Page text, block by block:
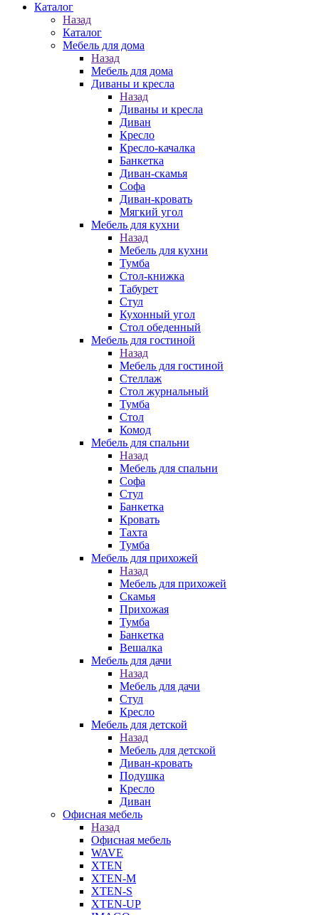
Каталог
Назад
Каталог
Мебель для дома
Назад
Мебель для дома
Диваны и кресла
Назад
Диваны и кресла
Диван
Кресло
Кресло-качалка
Банкетка
Диван-скамья
Софа
Диван-кровать
Мягкий угол
Мебель для кухни
Назад
Мебель для кухни
Тумба
Стол-книжка
Табурет
Стул
Кухонный угол
Стол обеденный
Мебель для гостиной
Назад
Мебель для гостиной
Стеллаж
Стол журнальный
Тумба
Стол
Комод
Мебель для спальни
Назад
Мебель для спальни
Софа
Стул
Банкетка
Кровать
Тахта
Тумба
Мебель для прихожей
Назад
Мебель для прихожей
Скамья
Прихожая
Тумба
Банкетка
Вешалка
Мебель для дачи
Назад
Мебель для дачи
Стул
Кресло
Мебель для детской
Назад
Мебель для детской
Диван-кровать
Подушка
Кресло
Диван
Офисная мебель
Назад
Офисная мебель
WAVE
XTEN
XTEN-M
XTEN-S
XTEN-UP